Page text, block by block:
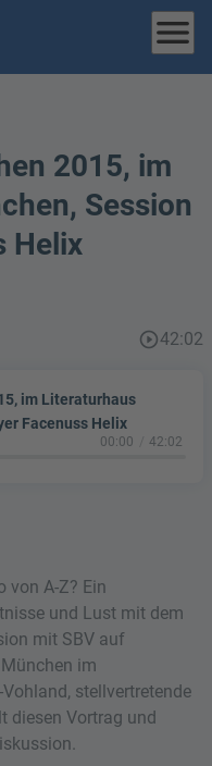
menu
2015, im
Session
Helix
play_circle_outline42:02
im Literaturhaus
Facenuss Helix
00:00 42:02
von A-Z? Ein
und Lust mit dem
mit SBV auf
im
stellvertretende
diesen Vortrag und